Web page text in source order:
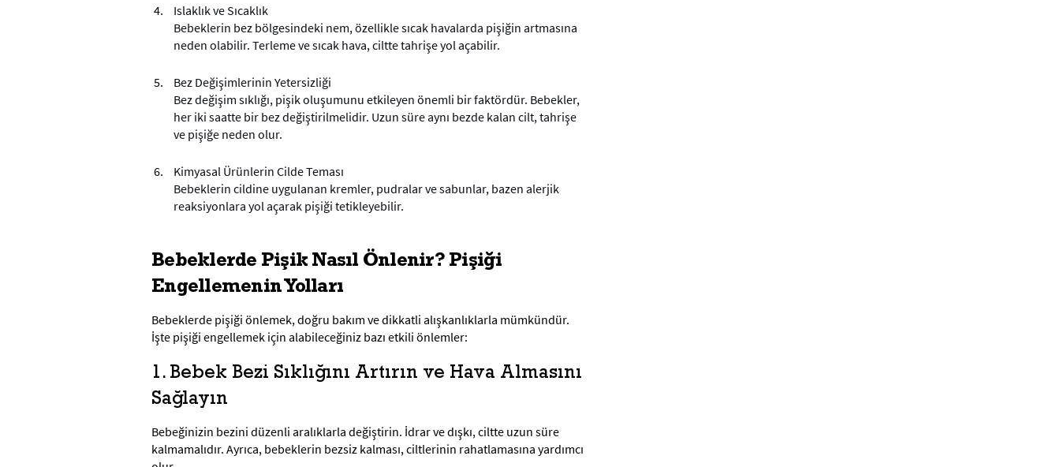
Islaklık ve Sıcaklık
Bebeklerin bez bölgesindeki nem, özellikle sıcak havalarda pişiğin artmasına
neden olabilir. Terleme ve sıcak hava, ciltte tahrişe yol açabilir.
Bez Değişimlerinin Yetersizliği
Bez değişim sıklığı, pişik oluşumunu etkileyen önemli bir faktördür. Bebekler,
her iki saatte bir bez değiştirilmelidir. Uzun süre aynı bezde kalan cilt, tahrişe
ve pişiğe neden olur.
Kimyasal Ürünlerin Cilde Teması
Bebeklerin cildine uygulanan kremler, pudralar ve sabunlar, bazen alerjik
reaksiyonlara yol açarak pişiği tetikleyebilir.
Bebeklerde Pişik Nasıl Önlenir? Pişiği
Engellemenin Yolları
Bebeklerde pişiği önlemek, doğru bakım ve dikkatli alışkanlıklarla mümkündür.
İşte pişiği engellemek için alabileceğiniz bazı etkili önlemler:
1. Bebek Bezi Sıklığını Artırın ve Hava Almasını
Sağlayın
Bebeğinizin bezini düzenli aralıklarla değiştirin. İdrar ve dışkı, ciltte uzun süre
kalmamalıdır. Ayrıca, bebeklerin bezsiz kalması, ciltlerinin rahatlamasına yardımcı